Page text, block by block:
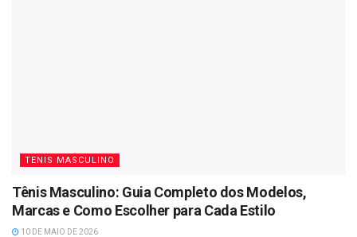
TENIS MASCULINO
Tênis Masculino: Guia Completo dos Modelos,
Marcas e Como Escolher para Cada Estilo
10 DE MAIO DE 2026